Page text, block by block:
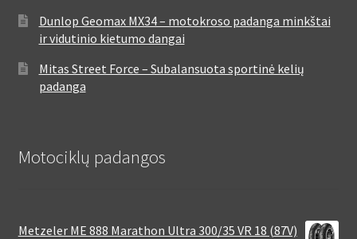
Dunlop Geomax MX34 – motokroso padanga minkštai
ir vidutinio kietumo dangai
Mitas Street Force – Subalansuota sportinė kelių
padanga
Motociklų padangos
Metzeler ME 888 Marathon Ultra 300/35 VR 18 (87V)